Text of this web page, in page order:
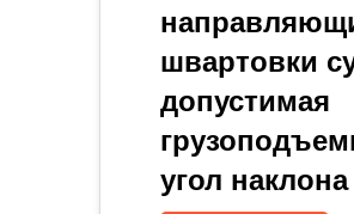
швартовки
допустимая
угол